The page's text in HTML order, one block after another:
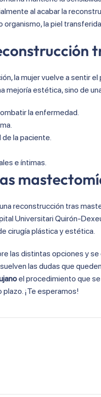
al acabar la
organismo, la piel
la mujer vuelve a sentir
mejoría estética, sino de
la enfermedad.
la paciente.
e íntimas.
reconstrucción tras
Universitari Quirón-
cirugía plástica y estética.
las distintas opciones y
las dudas que
el procedimiento que se
¡Te esperamos!